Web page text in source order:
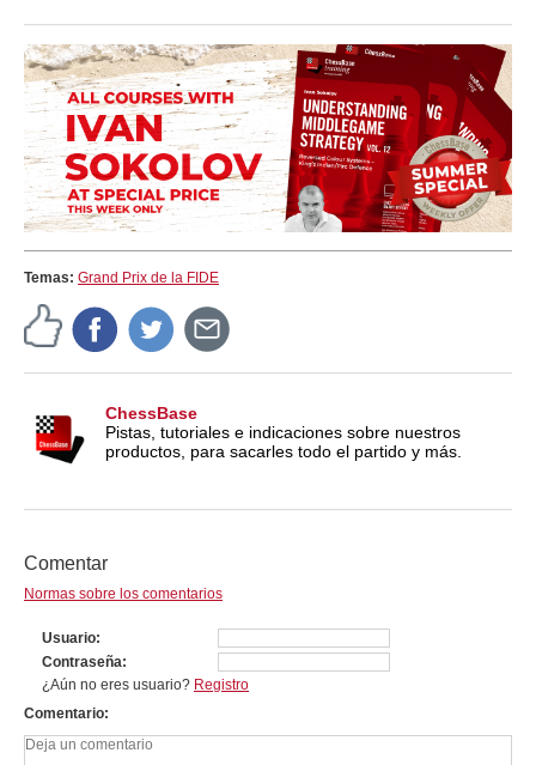
Temas: Grand Prix de la FIDE
ChessBase
Pistas, tutoriales e indicaciones sobre nuestros
productos, para sacarles todo el partido y más.
Comentar
Normas sobre los comentarios
Usuario
Contraseña
¿Aún no eres usuario? Registro
Comentario